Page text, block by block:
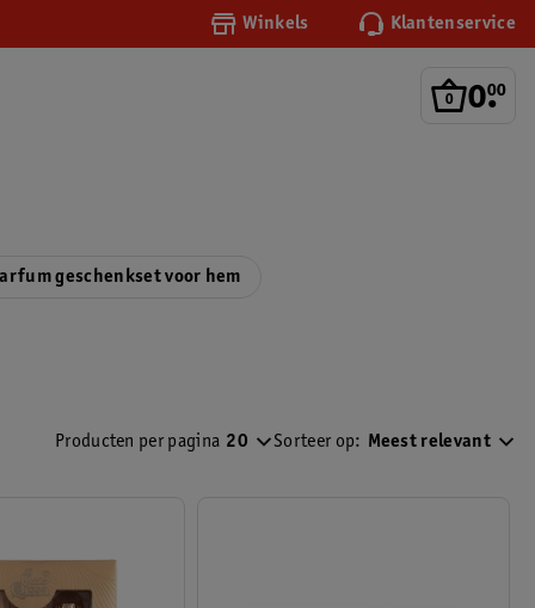
Winkels Klantenservice
0.
00
geschenkset voor hem
Producten per pagina 20 Sorteer op: Meest relevant